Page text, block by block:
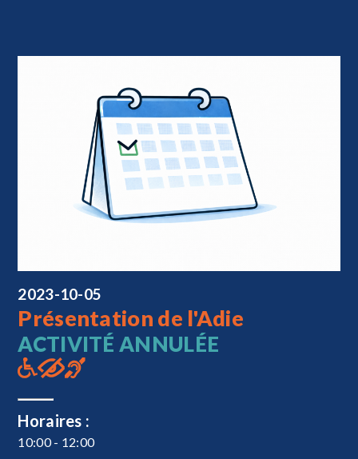
2023-10-05
Présentation de l'Adie
ACTIVITÉ ANNULÉE
Horaires :
10:00 - 12:00